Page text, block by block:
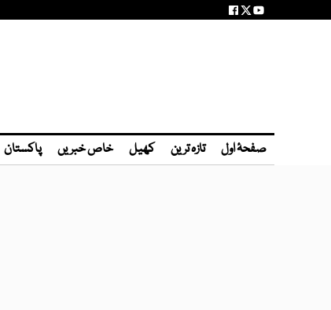
صفحۂ اول تازہ ترین کھیل خاص خبریں پاکستان